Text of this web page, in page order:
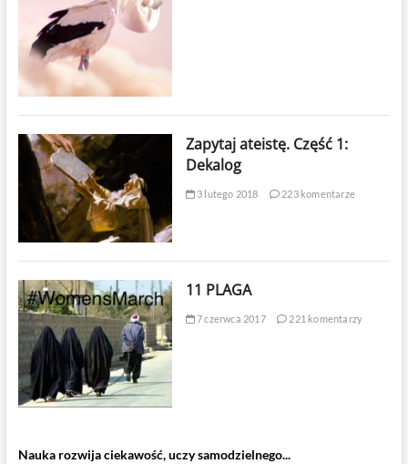
Zapytaj ateistę. Część 1:
Dekalog
3 lutego 2018 223 komentarze
11 PLAGA
7 czerwca 2017 221 komentarzy
Nauka rozwija ciekawość, uczy samodzielnego...